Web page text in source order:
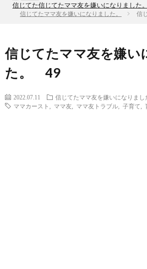
信じてた信じてたママ友を嫌いになりました。
信じてたママ友を嫌いになりました。 信
信じてたママ友を嫌い
た。 49
2022.07.11
信じてたママ友を嫌いになりまし
ママカースト
ママ友 ママ友トラブル 子育て